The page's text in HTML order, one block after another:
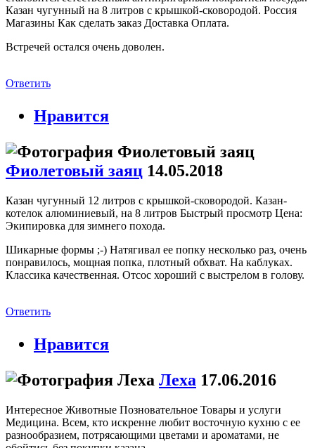
Казан чугунный на 8 литров с крышкой-сковородой. Россия
Магазины Как сделать заказ Доставка Оплата.
Встречей остался очень доволен.
Ответить
Нравится
Фиолетовый заяц 14.05.2018
Казан чугунный 12 литров с крышкой-сковородой. Казан-
котелок алюминиевый, на 8 литров Быстрый просмотр Цена:
Экипировка для зимнего похода.
Шикарные формы ;-) Натягивал ее попку несколько раз, очень
понравилось, мощная попка, плотный обхват. На каблуках.
Классика качественная. Отсос хороший с выстрелом в голову.
Ответить
Нравится
Леха 17.06.2016
Интересное Животные Позновательное Товары и услуги
Медицина. Всем, кто искренне любит восточную кухню с ее
разнообразием, потрясающими цветами и ароматами, не